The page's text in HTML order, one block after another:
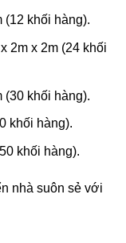
(12 khối hàng).
2m x 2m (24 khối
(30 khối hàng).
khối hàng).
khối hàng).
nhà suôn sẻ với